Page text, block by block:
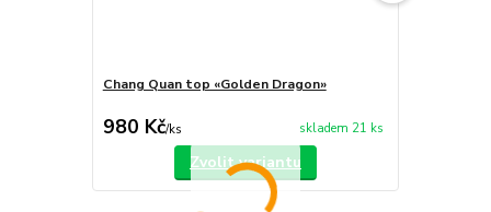
Chang Quan top «Golden Dragon»
980 Kč/ks skladem 21 ks
Zvolit variantu